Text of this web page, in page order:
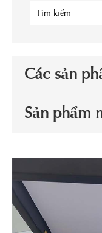
Các sản
Sản phẩm